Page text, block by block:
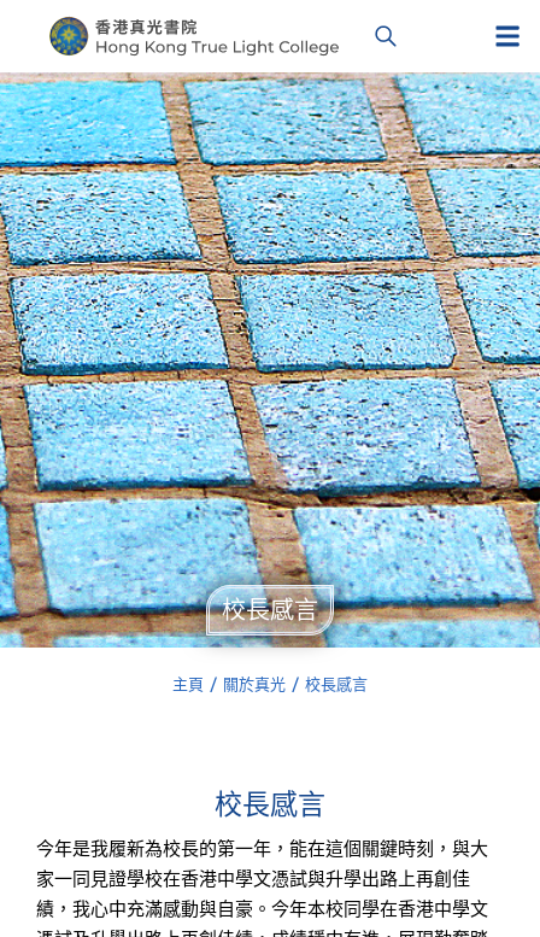
校長感言
主頁 關於真光 校長感言
校長感言
今年是我履新為校長的第一年，能在這個關鍵時刻，與大
家一同見證學校在香港中學文憑試與升學出路上再創佳
績，我心中充滿感動與自豪。今年本校同學在香港中學文